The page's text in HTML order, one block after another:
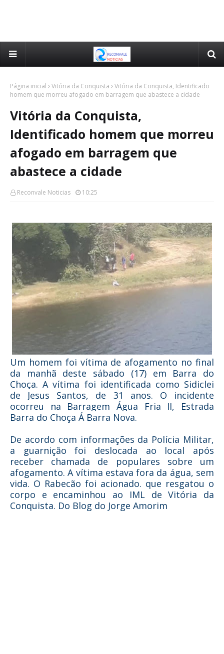
Página inicial Vitória da Conquista
Vitória da Conquista, Identificado
homem que morreu afogado em barragem que abastece a cidade
Vitória da Conquista,
Identificado homem que morreu
afogado em barragem que
abastece a cidade
Reconvale Noticias 10:25
Um homem foi vítima de afogamento no final
da manhã deste sábado (17) em Barra do
Choça. A vítima foi identificada como Sidiclei
de Jesus Santos, de 31 anos. O incidente
ocorreu na Barragem Água Fria II, Estrada
Barra do Choça Á Barra Nova.
De acordo com informações da Polícia Militar,
a guarnição foi deslocada ao local após
receber chamada de populares sobre um
afogamento. A vítima estava fora da água, sem
vida. O Rabecão foi acionado. que resgatou o
corpo e encaminhou ao IML de Vitória da
Conquista. Do Blog do Jorge Amorim